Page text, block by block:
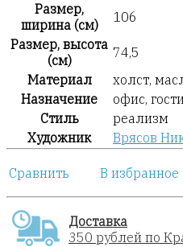
Размер,
ширина (см)
106
Размер, высота
(см)
74,5
Материал
холст,
Назначение
офис,
Стиль
реализм
Художник
Врясов
Сравнить В избранное
Доставка
350 рублей по